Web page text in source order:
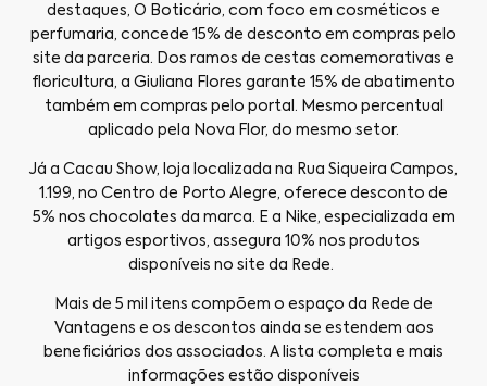
destaques, O Boticário, com foco em cosméticos e
perfumaria, concede 15% de desconto em compras pelo
site da parceria. Dos ramos de cestas comemorativas e
floricultura, a Giuliana Flores garante 15% de abatimento
também em compras pelo portal. Mesmo percentual
aplicado pela Nova Flor, do mesmo setor.
Já a Cacau Show, loja localizada na Rua Siqueira Campos,
1.199, no Centro de Porto Alegre, oferece desconto de
5% nos chocolates da marca. E a Nike, especializada em
artigos esportivos, assegura 10% nos produtos
disponíveis no site da Rede.
Mais de 5 mil itens compõem o espaço da Rede de
Vantagens e os descontos ainda se estendem aos
beneficiários dos associados. A lista completa e mais
informações estão disponíveis